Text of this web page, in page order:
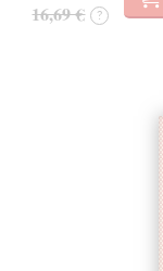
16,69 € ?